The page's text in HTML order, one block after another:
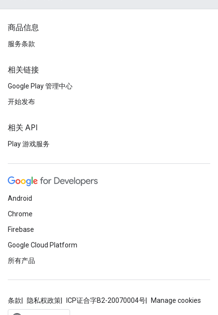
商品信息
服务条款
相关链接
Google Play 管理中心
开始发布
相关 API
Play 游戏服务
Android
Chrome
Firebase
Google Cloud Platform
所有产品
条款 隐私权政策 ICP证合字B2-20070004号 Manage cookies